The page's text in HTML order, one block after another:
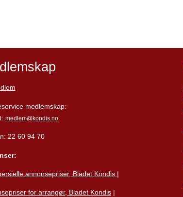
medlemskap:
medlem@kondis.no
22 60 94 70
annonsepriser, Bladet Kondis |
for arrangør, Bladet Kondis|